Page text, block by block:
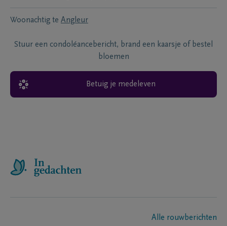
Woonachtig te Angleur
Stuur een condoléancebericht, brand een kaarsje of bestel
bloemen
Betuig je medeleven
Alle rouwberichten